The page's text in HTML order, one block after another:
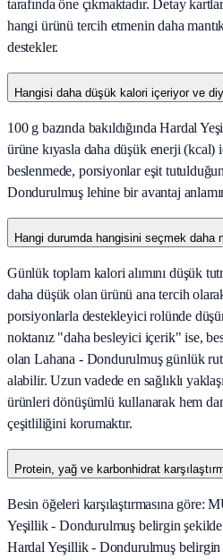
tarafında öne çıkmaktadır. Detay
hangi ürünü tercih etmenin daha
destekler.
Hangisi daha düşük kalori içeriyor ve
100 g bazında bakıldığında Hardal
ürüne kıyasla daha düşük enerji (kcal)
beslenmede, porsiyonlar eşit
Dondurulmuş lehine bir avantaj
Hangi durumda hangisini seçmek daha
Günlük toplam kalori alımını düşük
daha düşük olan ürünü ana tercih
porsiyonlarla destekleyici rolünde
noktanız "daha besleyici içerik" ise,
olan Lahana - Dondurulmuş günlük
alabilir. Uzun vadede en sağlıklı
ürünleri dönüşümlü kullanarak hem
çeşitliliğini korumaktır.
Protein, yağ ve karbonhidrat
Besin öğeleri karşılaştırmasına göre:
Yeşillik - Dondurulmuş belirgin şekilde
Hardal Yeşillik - Dondurulmuş